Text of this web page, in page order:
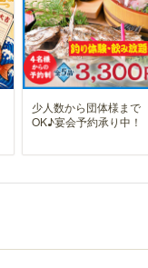
少人数から団体様まで
OK♪宴会予約承り中！